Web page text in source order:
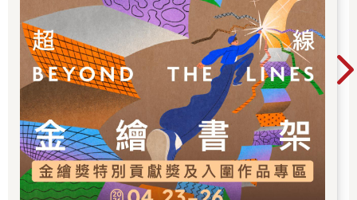
人有被關愛的需求，很小的嬰兒便會去尋求大人注意，若眼睛有
凶相，即使沒有出聲罵他，嬰兒也會恐懼，他會身體僵硬，開始
掙扎。如果父母故意不去看嬰兒眼睛，嬰兒會發出聲音來吸引父
母注意。
研究發現嬰幼兒對觸摸有原始的渴望，在猴子實驗中，幼猴甚至
會放棄食物以交換肌膚接觸。在渴望被接觸時，一條柔軟的毛巾
都比沒有東西接觸來得好。就像以前，有許多孩子在成長過程中
會抱著一條舊毛巾或小毯子，走到哪裡都不放手，被認為是沒有
安全感的象徵。